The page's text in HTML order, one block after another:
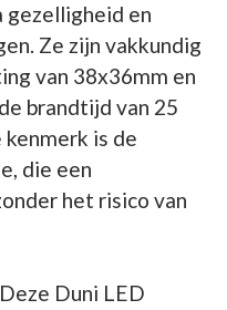
gezelligheid en
Ze zijn vakkundig
van 38x36mm en
brandtijd van 25
is de
die een
het risico van
Duni LED